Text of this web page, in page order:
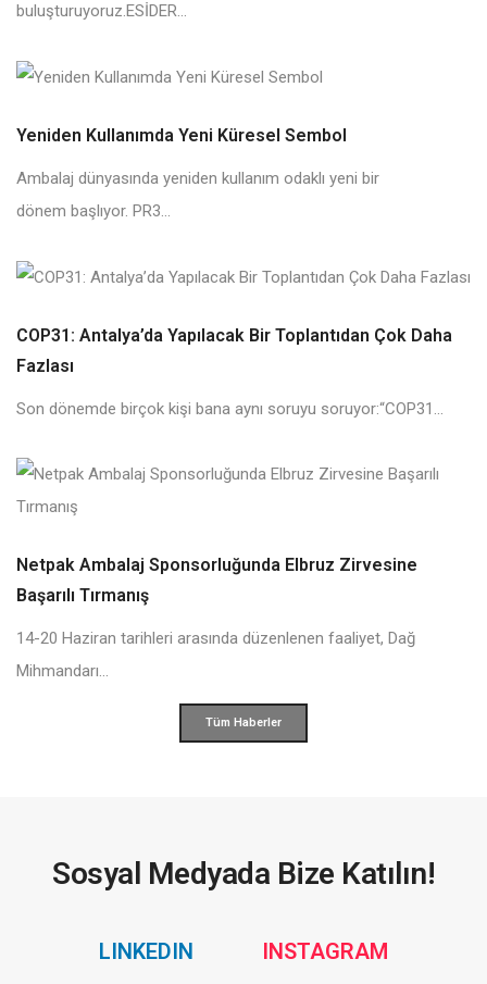
buluşturuyoruz.ESİDER...
Yeniden Kullanımda Yeni Küresel Sembol
Ambalaj dünyasında yeniden kullanım odaklı yeni bir
dönem başlıyor. PR3...
COP31: Antalya’da Yapılacak Bir Toplantıdan Çok Daha
Fazlası
Son dönemde birçok kişi bana aynı soruyu soruyor:“COP31...
Netpak Ambalaj Sponsorluğunda Elbruz Zirvesine
Başarılı Tırmanış
14-20 Haziran tarihleri arasında düzenlenen faaliyet, Dağ
Mihmandarı...
Tüm Haberler
Sosyal Medyada Bize Katılın!
LINKEDINSocial INSTAGRAMSocial